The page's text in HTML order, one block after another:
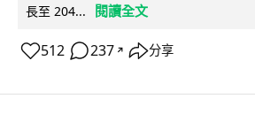
長至 204...
閱讀全文
512 237 ↗ 分享